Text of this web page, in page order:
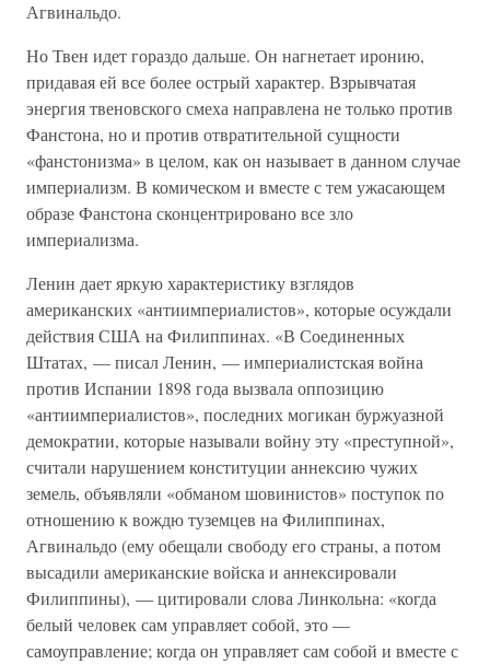
Агвинальдо.
Но Твен идет гораздо дальше. Он нагнетает иронию,
придавая ей все более острый характер. Взрывчатая
энергия твеновского смеха направлена не только против
Фанстона, но и против отвратительной сущности
«фанстонизма» в целом, как он называет в данном случае
империализм. В комическом и вместе с тем ужасающем
образе Фанстона сконцентрировано все зло
империализма.
Ленин дает яркую характеристику взглядов
американских «антиимпериалистов», которые осуждали
действия США на Филиппинах. «В Соединенных
Штатах, — писал Ленин, — империалистская война
против Испании 1898 года вызвала оппозицию
«антиимпериалистов», последних могикан буржуазной
демократии, которые называли войну эту «преступной»,
считали нарушением конституции аннексию чужих
земель, объявляли «обманом шовинистов» поступок по
отношению к вождю туземцев на Филиппинах,
Агвинальдо (ему обещали свободу его страны, а потом
высадили американские войска и аннексировали
Филиппины), — цитировали слова Линкольна: «когда
белый человек сам управляет собой, это —
самоуправление; когда он управляет сам собой и вместе с